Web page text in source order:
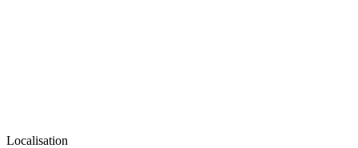
Localisation